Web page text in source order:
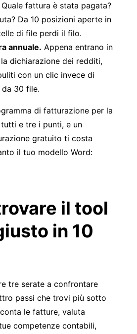
Quale fattura è stata pagata?
Da 10 posizioni aperte in
di file perdi il filo.
annuale. Appena entrano in
dichiarazione dei redditi,
con un clic invece di
30 file.
di fatturazione per la
e tre i punti, e un
gratuito ti costa
il tuo modello Word:
il tool
in 10
tre serate a confrontare
passi che trovi più sotto
le fatture, valuta
competenze contabili,